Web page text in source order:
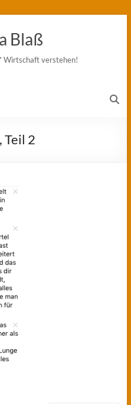
Blaß
Wirtschaft verstehen!
Teil 2